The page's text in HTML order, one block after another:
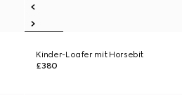
Kinder-Loafer mit Horsebit
£380